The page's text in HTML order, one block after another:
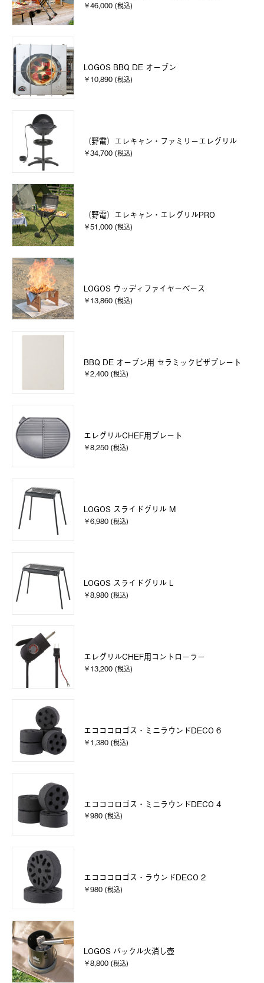
￥46,000 (税込)
LOGOS BBQ DE オーブン
￥10,890 (税込)
（野電）エレキャン・ファミリーエレグリル
￥34,700 (税込)
（野電）エレキャン・エレグリルPRO
￥51,000 (税込)
LOGOS ウッディファイヤーベース
￥13,860 (税込)
BBQ DE オーブン用 セラミックピザプレート
￥2,400 (税込)
エレグリルCHEF用プレート
￥8,250 (税込)
LOGOS スライドグリル M
￥6,980 (税込)
LOGOS スライドグリル L
￥8,980 (税込)
エレグリルCHEF用コントローラー
￥13,200 (税込)
エコココロゴス・ミニラウンドDECO 6
￥1,380 (税込)
エコココロゴス・ミニラウンドDECO 4
￥980 (税込)
エコココロゴス・ラウンドDECO 2
￥980 (税込)
LOGOS バックル火消し壺
￥8,800 (税込)